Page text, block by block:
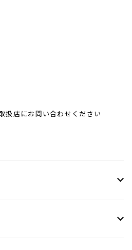
扱店にお問い合わせください